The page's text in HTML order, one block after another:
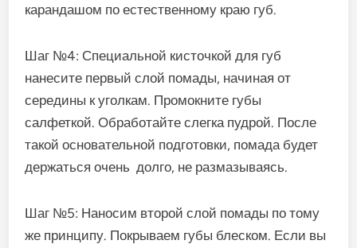
карандашом по естественному краю губ.
Шаг №4: Специальной кисточкой для губ
нанесите первый слой помады, начиная от
середины к уголкам. Промокните губы
салфеткой. Обработайте слегка пудрой. После
такой основательной подготовки, помада будет
держаться очень долго, не размазываясь.
Шаг №5: Наносим второй слой помады по тому
же принципу. Покрываем губы блеском. Если вы